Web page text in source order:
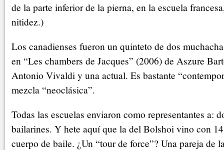
de la parte inferior de la pierna, en la escuela
nitidez.)
Los canadienses fueron un quinteto de dos
en “Les chambers de Jacques” (2006) de Aszure
Antonio Vivaldi y una actual. Es bastante
mezcla “neoclásica”.
Todas las escuelas enviaron como representantes a:
bailarines. Y hete aquí que la del Bolshoi vino con
cuerpo de baile. ¿Un “tour de force”? Una pareja de